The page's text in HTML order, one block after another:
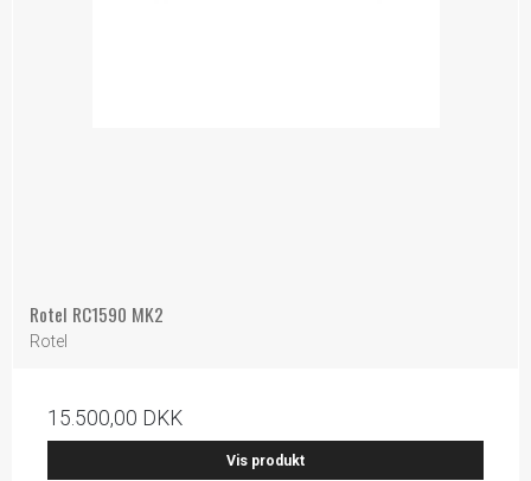
Rotel RC1590 MK2
Rotel
15.500,00 DKK
Vis produkt